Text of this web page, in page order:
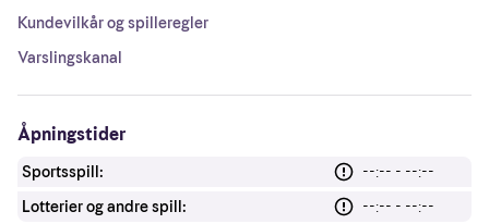
Kundevilkår og spilleregler
Varslingskanal
Åpningstider
Sportsspill:
--:-- - --:--
Lotterier og andre spill:
--:-- - --:--